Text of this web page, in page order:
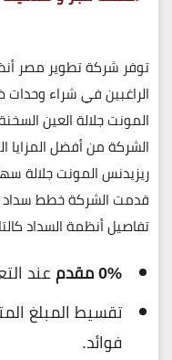
توفر شركةتطوير مصر
الراغبين في شراء
المونت جلالةالعين
الشركة من أفضل
ريزيدنس المونت جلالة
قدمت الشركة خطط سداد
تفاصيل أنظمة السداد
0% مقدم
عند
تقسيط المبلغ
فوائد.